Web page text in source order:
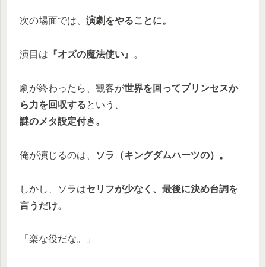
次の場面では、 演劇をやることに。
演目は 『オズの魔法使い』 。
劇が終わったら、観客が世界を回ってプリンセスか
ら力を回収するという、
謎のメタ設定付き。
俺が演じるのは、 ソラ（キングダムハーツの）。
しかし、ソラはセリフが少なく、最後に決め台詞を
言うだけ。
「楽な役だな。」